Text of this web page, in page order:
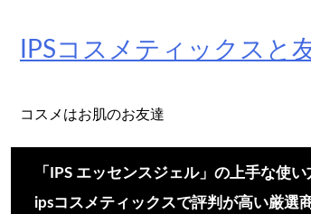
content
IPSコスメティックスと
コスメはお肌のお友達
「IPS エッセンスジェル」の上手な使い
ipsコスメティックスで評判が高い厳選